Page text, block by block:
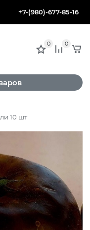
+7-(980)-677-85-16
0 0
10 шт